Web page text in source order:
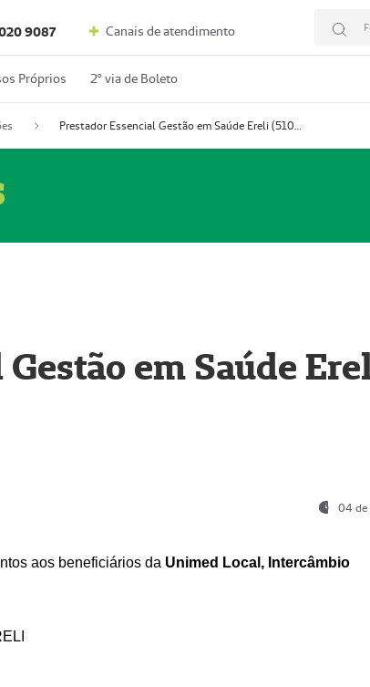
9087 Canais de atendimento
Próprios 2º via de Boleto
Prestador Essencial Gestão em Saúde Ereli (51004354-7)
em Saúde
04 de
aos beneficiários da Unimed Local, Intercâmbio